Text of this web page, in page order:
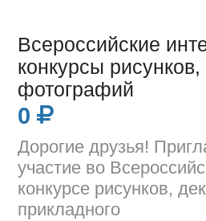
Всероссийские
конкурсы
фотографий
0
Дорогие друзья!
участие во
конкурсе рисунков,
прикладного